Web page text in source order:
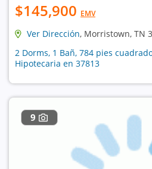
$145,900 EMV
Ver Dirección, Morristown, TN
2 Dorms, 1 Bañ, 784 pies
Hipotecaria en 37813
9